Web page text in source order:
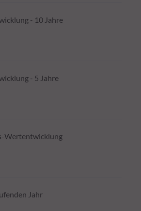
- 10 Jahre
- 5 Jahre
Wertentwicklung
Jahr